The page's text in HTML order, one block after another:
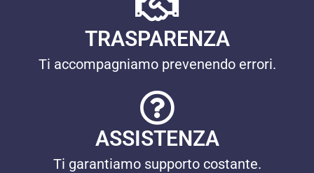
TRASPARENZA
Ti accompagniamo prevenendo errori.
ASSISTENZA
Ti garantiamo supporto costante.